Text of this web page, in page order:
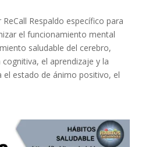
Respaldo específico para
el funcionamiento mental
saludable del cerebro,
el aprendizaje y la
el estado de ánimo positivo, el